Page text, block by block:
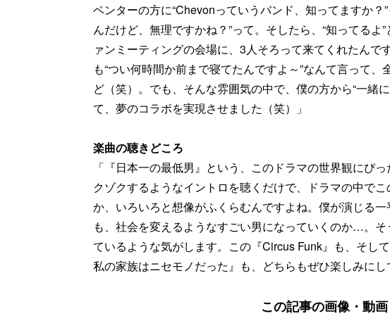
ベンターの方に“Chevonっていうバンド、知ってますか？
んだけど、無理ですかね？”って。そしたら、“知ってる
ァンミーティングの会場に、3人そろって来てくれたんで
も“つい何時間か前まで寝てたんですよ～”なんて言って
ど（笑）。でも、そんな雰囲気の中で、僕の方から“一緒
て、夢のコラボを実現させました（笑）」
楽曲の聴きどころ
「『日本一の最低男』という、このドラマの世界観にぴ
クゾクするようなイントロを聴くだけで、ドラマの中で
か、いろいろと想像がふくらむんですよね。僕が演じる一
も、社会を変えるようなすごい男になっていくのか…。
ているような気がします。この『Circus Funk』も、そし
私の家族はニセモノだった』も、どちらもぜひ楽しみにし
この記事の画像・動画